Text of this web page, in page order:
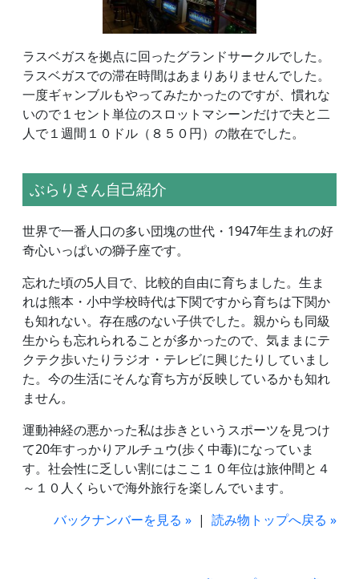
ラスベガスを拠点に回ったグランドサークルでした。
ラスベガスでの滞在時間はあまりありませんでした。
一度ギャンブルもやってみたかったのですが、慣れな
いので１セント単位のスロットマシーンだけで夫と二
人で１週間１０ドル（８５０円）の散在でした。
ぶらりさん自己紹介
世界で一番人口の多い団塊の世代・1947年生まれの好
奇心いっぱいの獅子座です。
忘れた頃の5人目で、比較的自由に育ちました。生ま
れは熊本・小中学校時代は下関ですから育ちは下関か
も知れない。存在感のない子供でした。親からも同級
生からも忘れられることが多かったので、気ままにテ
クテク歩いたりラジオ・テレビに興じたりしていまし
た。今の生活にそんな育ち方が反映しているかも知れ
ません。
運動神経の悪かった私は歩きというスポーツを見つけ
て20年すっかりアルチュウ(歩く中毒)になっていま
す。社会性に乏しい割にはここ１０年位は旅仲間と４
～１０人くらいで海外旅行を楽しんでいます。
バックナンバーを見る » | 読み物トップへ戻る »